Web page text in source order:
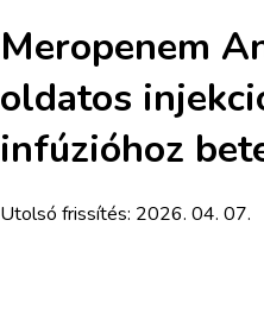
Meropenem
oldatos
infúzióhoz
Utolsó frissítés: 2026. 04. 07.